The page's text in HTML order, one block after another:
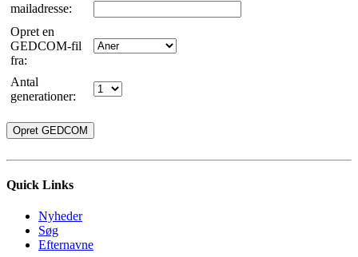
mailadresse:
Opret en
GEDCOM-fil
fra:
Antal
generationer:
Quick Links
Nyheder
Søg
Efternavne